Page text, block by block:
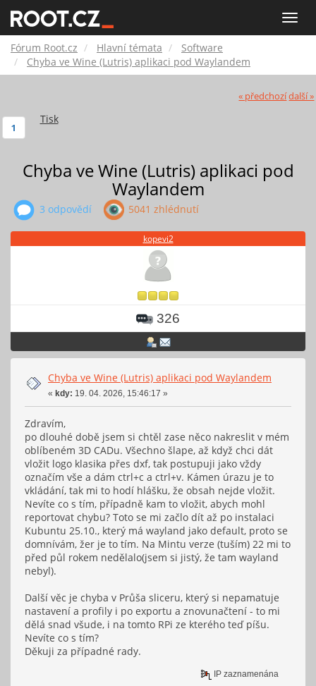
Toggle
Root.cz
Fórum Root.cz Hlavní témata
Software
Chyba ve Wine (Lutris) aplikaci pod Waylandem
« předchozídalší »
Tisk
1
Chyba ve Wine (Lutris) aplikaci pod
Waylandem
3 odpovědí 5041 zhlédnutí
kopevi2
326
Chyba ve Wine (Lutris) aplikaci pod Waylandem
« kdy: 19. 04. 2026, 15:46:17 »
Zdravím,
po dlouhé době jsem si chtěl zase něco nakreslit v mém
oblíbeném 3D CADu. Všechno šlape, až když chci dát
vložit logo klasika přes dxf, tak postupuji jako vždy
označím vše a dám ctrl+c a ctrl+v. Kámen úrazu je to
vkládání, tak mi to hodí hlášku, že obsah nejde vložit.
Nevíte co s tím, případně kam to vložit, abych mohl
reportovat chybu? Toto se mi začlo dít až po instalaci
Kubuntu 25.10., který má wayland jako default, proto se
domnívám, žer je to tím. Na Mintu verze (tuším) 22 mi to
před půl rokem nedělalo(jsem si jistý, že tam wayland
nebyl).
Další věc je chyba v Průša sliceru, který si nepamatuje
nastavení a profily i po exportu a znovunačtení - to mi
dělá snad všude, i na tomto RPi ze kterého teď píšu.
Nevíte co s tím?
Děkuji za případné rady.
IP zaznamenána